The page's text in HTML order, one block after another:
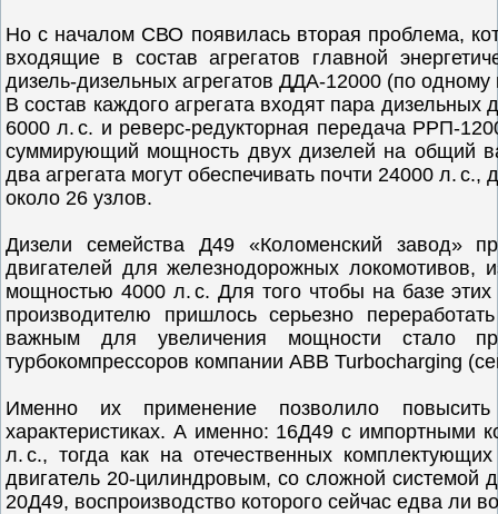
Но с началом СВО появилась вторая проблема,
входящие в состав агрегатов главной
дизель-дизельных агрегатов ДДА-12000 (по
В состав каждого агрегата входят пара
6000 л. с. и реверс-редукторная передача РРП-
суммирующий мощность двух дизелей на общий
два агрегата могут обеспечивать почти 24000 л.
около 26 узлов.
Дизели семейства Д49 «Коломенский завод»
двигателей для железнодорожных локомотивов,
мощностью 4000 л. с. Для того чтобы на базе
производителю пришлось серьезно
важным для увеличения мощности стало
турбокомпрессоров компании ABB Turbocharging
Именно их применение позволило
характеристиках. А именно: 16Д49 с
л. с., тогда как на отечественных
двигатель 20-цилиндровым, со сложной системой
20Д49, воспроизводство которого сейчас едва